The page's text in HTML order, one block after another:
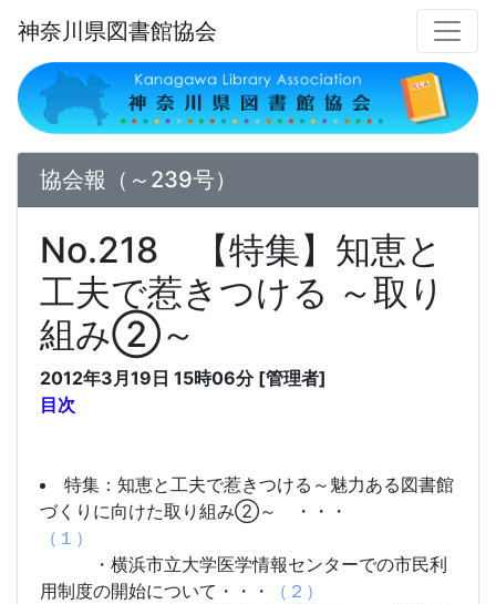
神奈川県図書館協会
協会報（～239号）
No.218 【特集】知恵と
工夫で惹きつける ～取り
組み②～
2012年3月19日 15時06分 [管理者]
目次
特集：知恵と工夫で惹きつける～魅力ある図書館
づくりに向けた取り組み②～ ・・・
（１）
・横浜市立大学医学情報センターでの市民利
用制度の開始について・・・
（２）